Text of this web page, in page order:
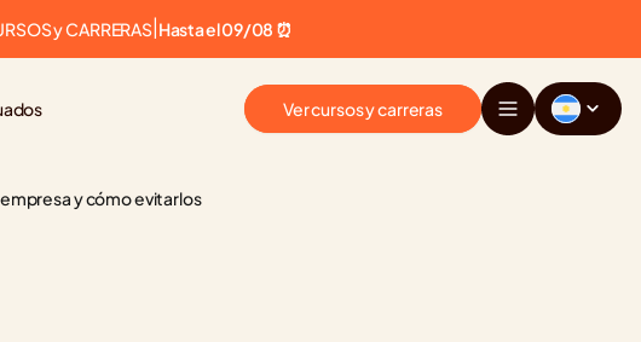
y CARRERAS| Hasta el 09/08 ⏰
Ver cursos y carreras
y cómo evitarlos